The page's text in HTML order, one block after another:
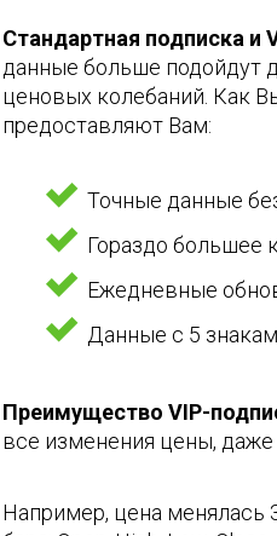
Стандартная подписка и
данные больше подойдут
ценовых колебаний. Как
предоставляют Вам:
Точные данные
Гораздо большее
Ежедневные
Данные с 5
Преимущество VIP-
все изменения цены,
Например, цена менялась